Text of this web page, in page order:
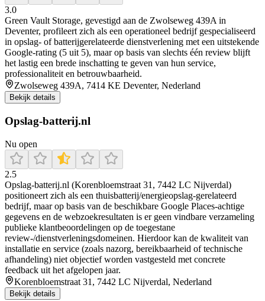
3.0
Green Vault Storage, gevestigd aan de Zwolseweg 439A in
Deventer, profileert zich als een operationeel bedrijf gespecialiseerd
in opslag- of batterijgerelateerde dienstverlening met een uitstekende
Google-rating (5 uit 5), maar op basis van slechts één review blijft
het lastig een brede inschatting te geven van hun service,
professionaliteit en betrouwbaarheid.
Zwolseweg 439A, 7414 KE Deventer, Nederland
Bekijk details
Opslag-batterij.nl
Nu open
2.5
Opslag-batterij.nl (Korenbloemstraat 31, 7442 LC Nijverdal)
positioneert zich als een thuisbatterij/energieopslag-gerelateerd
bedrijf, maar op basis van de beschikbare Google Places-achtige
gegevens en de webzoekresultaten is er geen vindbare verzameling
publieke klantbeoordelingen op de toegestane
review-/dienstverleningsdomeinen. Hierdoor kan de kwaliteit van
installatie en service (zoals nazorg, bereikbaarheid of technische
afhandeling) niet objectief worden vastgesteld met concrete
feedback uit het afgelopen jaar.
Korenbloemstraat 31, 7442 LC Nijverdal, Nederland
Bekijk details